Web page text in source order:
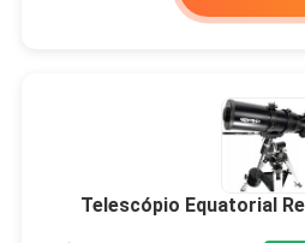
Telescópio Equatorial